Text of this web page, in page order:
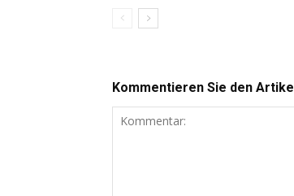
Kommentieren Sie den Artikel